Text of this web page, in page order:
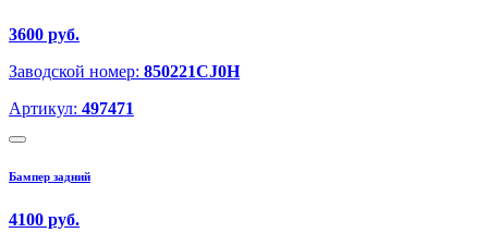
3600 руб.
Заводской номер: 850221CJ0H
Артикул: 497471
Бампер задний
4100 руб.